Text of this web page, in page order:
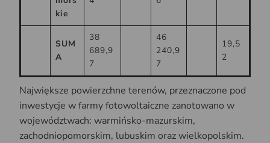
kie
SUM
A
38
689,9
7
46
240,9
7
19,5
2
Największe powierzchne terenów, przeznaczone pod
inwestycje w farmy fotowoltaiczne zanotowano w
województwach: warmińsko-mazurskim,
zachodniopomorskim, lubuskim oraz wielkopolskim.